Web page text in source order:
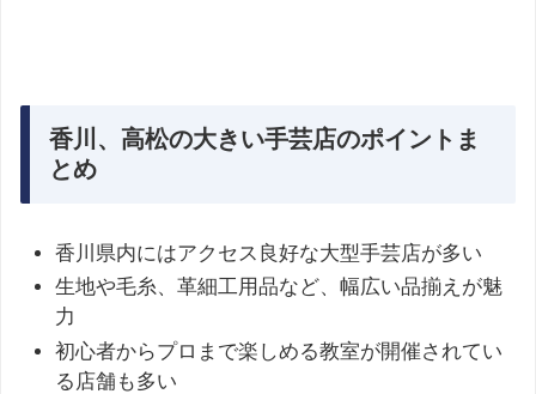
香川、高松の大きい手芸店のポイントま
とめ
香川県内にはアクセス良好な大型手芸店が多い
生地や毛糸、革細工用品など、幅広い品揃えが魅
力
初心者からプロまで楽しめる教室が開催されてい
る店舗も多い